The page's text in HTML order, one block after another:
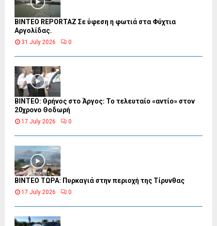
BINTEO REPORTAZ Σε ύφεση η φωτιά στα Φύχτια
Αργολίδας.
31 July 2026 0
ΒΙΝΤΕΟ: Θρήνος στο Άργος: Το τελευταίο «αντίο» στον
20χρονο Θοδωρή
17 July 2026 0
ΒΙΝΤΕΟ ΤΩΡΑ: Πυρκαγιά στην περιοχή της Τίρυνθας
17 July 2026 0